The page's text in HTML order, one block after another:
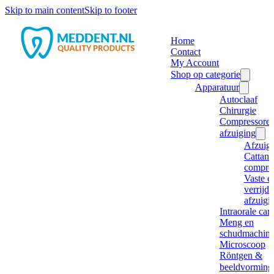
Skip to main contentSkip to footer
Home
Contact
My Account
Shop op categorie
Apparatuur
Autoclaaf
Chirurgie
afzuiging
Cattani
Vaste
Intraorale
Meng en
Microscoop
Röntgen &
beeldvorming